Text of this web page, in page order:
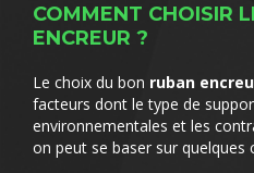
COMMENT CHOISIR
ENCREUR ?
Le choix du bon ruban
facteurs dont le type de
environnementales et les
on peut se baser sur quelques